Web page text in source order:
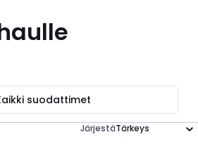
suodattimet
Järjestä